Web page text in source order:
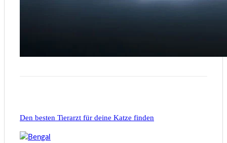
Den besten Tierarzt für deine Katze finden